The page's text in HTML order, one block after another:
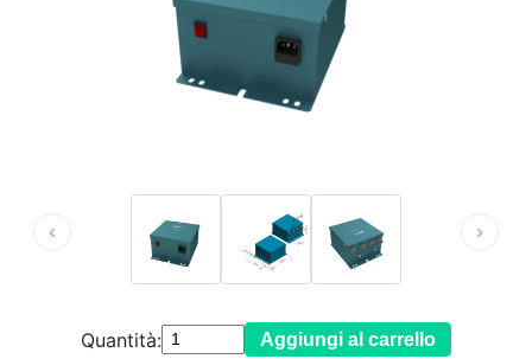
‹ ›
Quantità: Aggiungi al carrello